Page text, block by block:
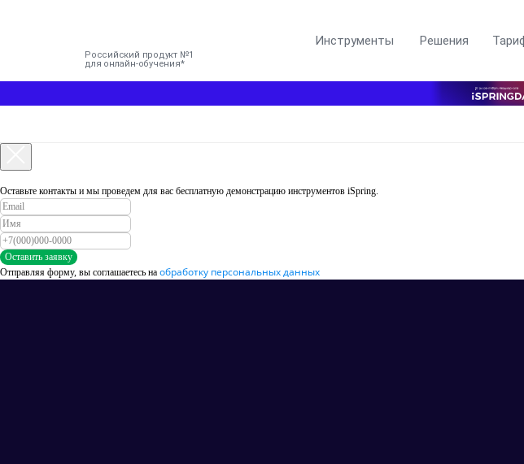
Российский продукт №1
для онлайн-обучения
Инструменты Решения
Оставьте контакты и мы проведем для вас бесплатную демонстрацию инструментов iSpring.
Оставить заявку
Отправляя форму, вы соглашаетесь на обработку персональных данных